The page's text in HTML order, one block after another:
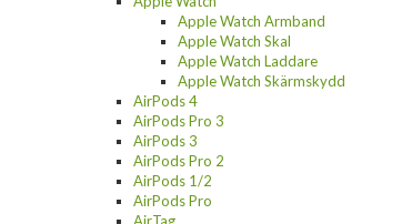
Apple Watch Armband
Apple Watch Skal
Apple Watch Laddare
Apple Watch Skärmskydd
AirPods 4
AirPods Pro 3
AirPods 3
AirPods Pro 2
AirPods 1/2
AirPods Pro
AirTag